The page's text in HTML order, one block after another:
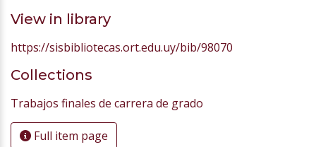
View in library
https://sisbibliotecas.ort.edu.uy/bib/98070
Collections
Trabajos finales de carrera de grado
Full item page